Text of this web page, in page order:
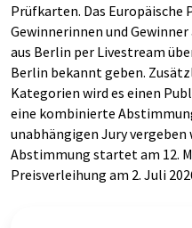
Prüfkarten. Das Europäische
Gewinnerinnen und
aus Berlin per Livestream
Berlin bekannt geben.
Kategorien wird es einen
eine kombinierte
unabhängigen Jury
Abstimmung startet am 12.
Preisverleihung am 2. Juli